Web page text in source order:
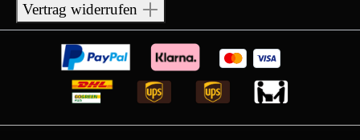
Vertrag widerrufen